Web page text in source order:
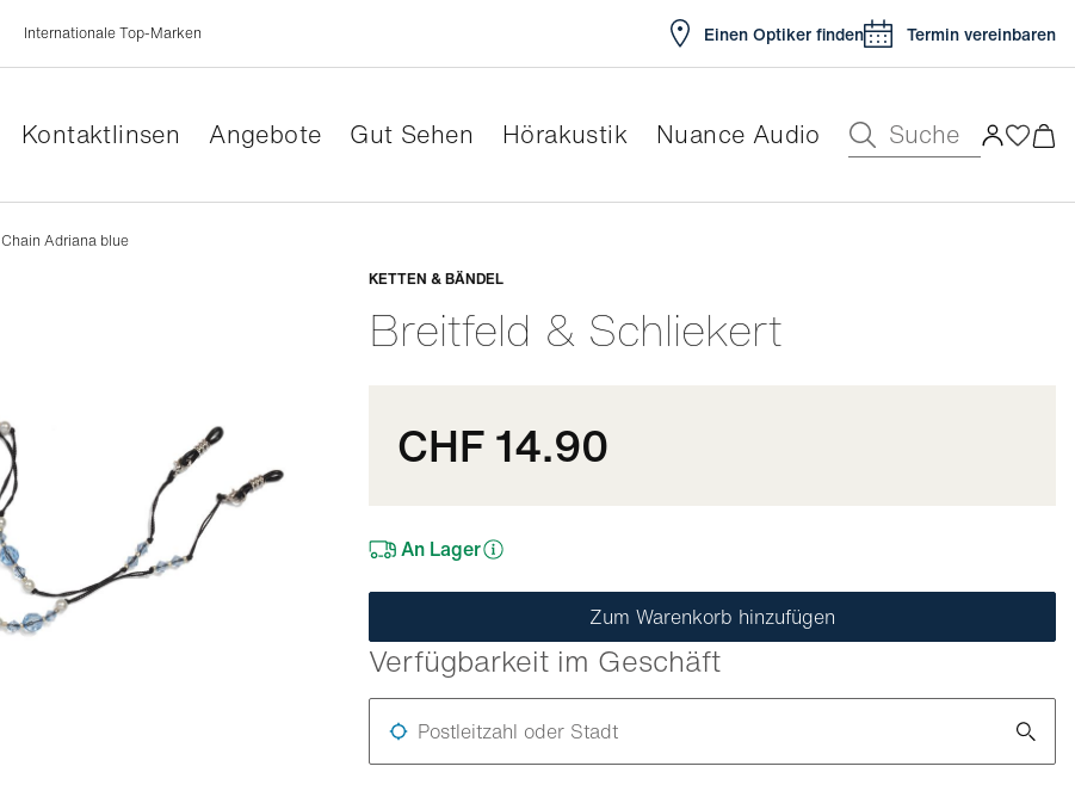
Internationale Top-Marken Einen Optiker finden Termin vereinbaren
Kontaktlinsen Angebote Gut Sehen Hörakustik Nuance Audio Suche
Chain Adriana blue
KETTEN & BÄNDEL
Breitfeld & Schliekert
Anpassbar
CHF 14.90
An Lager
Zum Warenkorb hinzufügen
Verfügbarkeit im Geschäft
Postleitzahl oder Stadt